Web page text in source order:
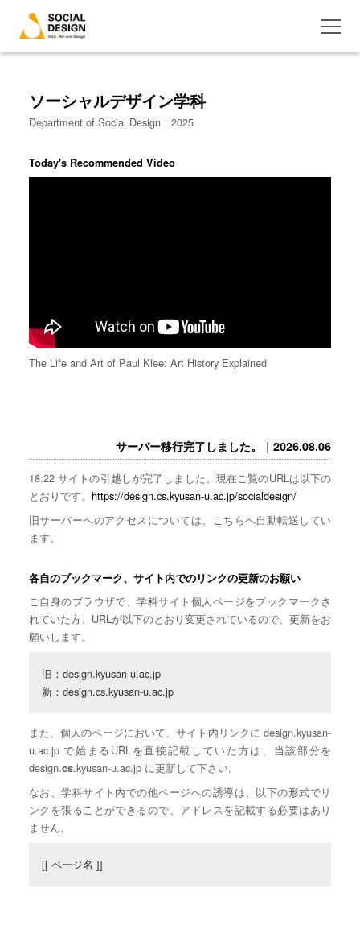
ソーシャルデザイン学科
Department of Social Design｜2025
Today's Recommended Video
The Life and Art of Paul Klee: Art History Explained
サーバー移行完了しました。｜2026.08.06
18:22 サイトの引越しが完了しました。現在ご覧のURLは以下の
とおりです。 https://design.cs.kyusan-u.ac.jp/socialdesign/
旧サーバーへのアクセスについては、こちらへ自動転送してい
ます。
各自のブックマーク、サイト内でのリンクの更新のお願い
ご自身のブラウザで、学科サイト個人ページをブックマークさ
れていた方、URLが以下のとおり変更されているので、更新をお
願いします。
旧：design.kyusan-u.ac.jp
新：design.cs.kyusan-u.ac.jp
また、個人のページにおいて、サイト内リンクに design.kyusan-
u.ac.jp で始まるURLを直接記載していた方は、当該部分を
design.cs.kyusan-u.ac.jp に更新して下さい。
なお、学科サイト内での他ページへの誘導は、以下の形式でリ
ンクを張ることができるので、アドレスを記載する必要はあり
ません。
[[ ページ名 ]]